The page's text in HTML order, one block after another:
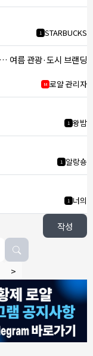
1 STARBUCKS
름 관광·도시 브랜딩
M 로얄 관리자
1 왕밤
1 알랑숑
1 너의
작성
>